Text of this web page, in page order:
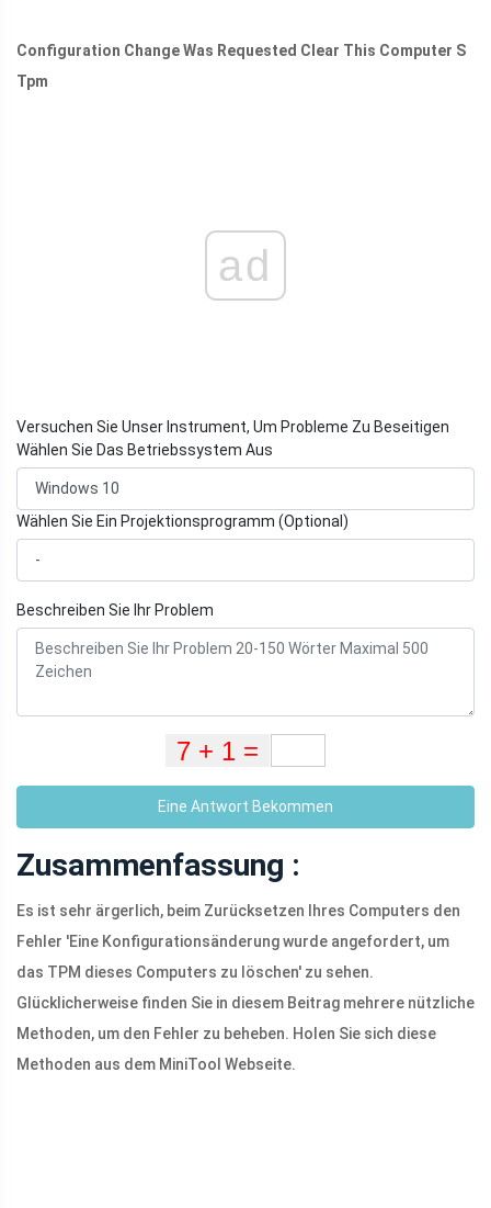
Configuration Change Was Requested Clear This Computer S
Tpm
ad
Versuchen Sie Unser Instrument, Um Probleme Zu Beseitigen
Wählen Sie Das Betriebssystem Aus
Wählen Sie Ein Projektionsprogramm (Optional)
Beschreiben Sie Ihr Problem
Eine Antwort Bekommen
Zusammenfassung :
Es ist sehr ärgerlich, beim Zurücksetzen Ihres Computers den
Fehler 'Eine Konfigurationsänderung wurde angefordert, um
das TPM dieses Computers zu löschen' zu sehen.
Glücklicherweise finden Sie in diesem Beitrag mehrere nützliche
Methoden, um den Fehler zu beheben. Holen Sie sich diese
Methoden aus dem MiniTool Webseite.